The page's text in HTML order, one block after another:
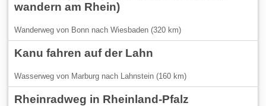
wandern am Rhein)
Wanderweg von Bonn nach Wiesbaden (320 km)
Kanu fahren auf der Lahn
Wasserweg von Marburg nach Lahnstein (160 km)
Rheinradweg in Rheinland-Pfalz